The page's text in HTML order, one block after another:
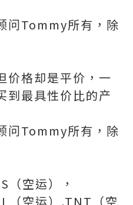
问Tommy所有，除
价格却是平价，一
到最具性价比的产
问Tommy所有，除
（空运），
（空运）,TNT（空